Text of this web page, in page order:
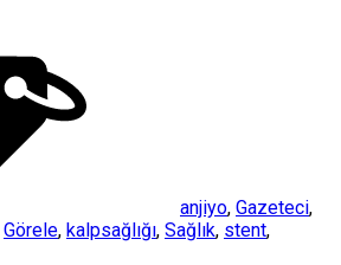
anjiyo, Gazeteci,
Görele, kalpsağlığı, Sağlık, stent,